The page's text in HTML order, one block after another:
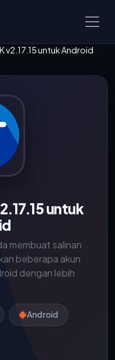
v2.17.15 untuk Android
untuk
membuat salinan
beberapa akun
dengan lebih
Android